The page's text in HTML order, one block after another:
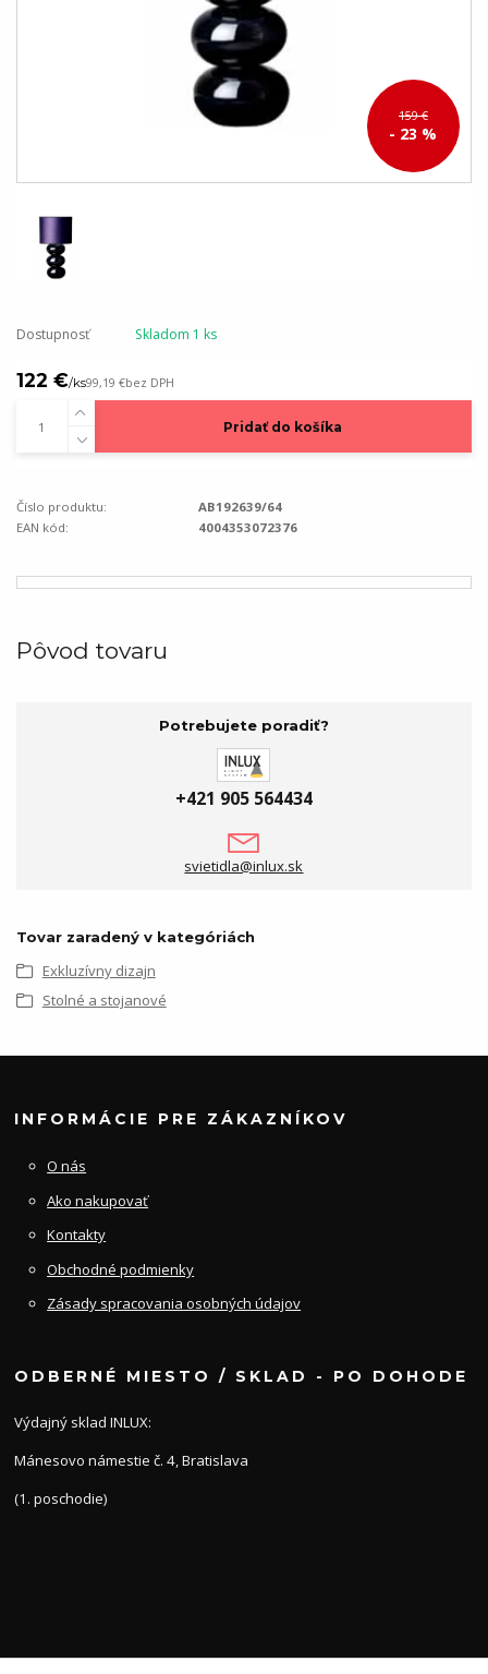
159 €
- 23 %
Dostupnosť Skladom 1 ks
122 €/ks99,19 €bez DPH
Pridať do košíka
Číslo produktu:
AB192639/64
EAN kód:
4004353072376
Pôvod tovaru
Potrebujete poradiť?
+421 905 564434
svietidla@inlux.sk
Tovar zaradený v kategóriách
Exkluzívny dizajn
Stolné a stojanové
INFORMÁCIE PRE ZÁKAZNÍKOV
O nás
Ako nakupovať
Kontakty
Obchodné podmienky
Zásady spracovania osobných údajov
ODBERNÉ MIESTO / SKLAD - PO DOHODE
Výdajný sklad INLUX:
Mánesovo námestie č. 4, Bratislava
(1. poschodie)